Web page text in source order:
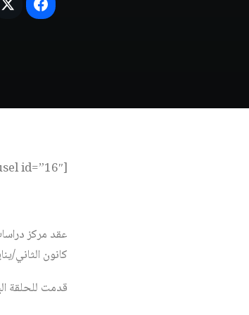
[wonderplugin_carousel id=”16″]
عقد مركز
كانون الثاني/يناير 2020، بحضور نخبة من المفكرين والباحثين والأكاديميين
قدمت للحلقة